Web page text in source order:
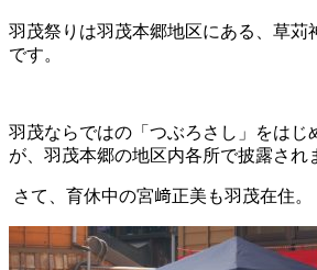
羽茂祭りは羽茂本郷地区にある、草苅
です。
羽茂ならではの「つぶろさし」をはじ
が、羽茂本郷の地区内各所で披露され
さて、育休中の宮﨑正美も羽茂在住。